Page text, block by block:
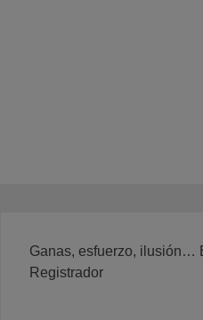
Ganas, esfuerzo, ilusión…
Registrador